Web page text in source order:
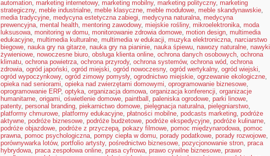
automation, marketing internetowy, marketing mobilny, marketing polityczny, marketing
strategiczny, meble industrialne, meble klasyczne, meble modułowe, meble skandynawskie,
media tradycyjne, medycyna estetyczna zabiegi, medycyna naturalna, medycyna
prewencyjna, mental health, mentoring zawodowy, miejskie rośliny, mikroelektronika, moda
luksusowa, monitoring w domu, monitorowanie zdrowia domowe, motion design, multimedia
edukacyjne, multimedia kulturalne, multimedia w edukacji, muzyka elektroniczna, narciarstwo
biegowe, nauka gry na gitarze, nauka gry na pianinie, nauka śpiewu, nawozy naturalne, nawyki
żywieniowe, nowoczesne biuro, obsługa klienta online, ochrona danych osobowych, ochrona
klimatu, ochrona powietrza, ochrona przyrody, ochrona systemów, ochrona wód, ochrona
zdrowia, ogród japoński, ogród miejski, ogród nowoczesny, ogród wertykalny, ogród wiejski,
ogród wypoczynkowy, ogród zimowy pomysły, ogrodnictwo miejskie, ogrzewanie ekologiczne,
opieka nad seniorami, opieka nad zwierzętami domowymi, oprogramowanie biznesowe,
oprogramowanie ERP, optyka, organizacja domowa, organizacja konferencji, organizacje
humanitarne, origami, oświetlenie domowe, paintball , paleniska ogrodowe, parki linowe,
patenty, personal branding, piekarnictwo domowe, pielęgnacja naturalna, pielęgniarstwo,
platformy chmurowe, platformy edukacyjne, płatności mobilne, podcasts marketing, podróże
aktywne, podróże biznesowe, podróże budżetowe, podróże ekspedycyjne, podróże kulinarne,
podróże objazdowe, podróże z przyczepą, pokazy filmowe, pomoc międzynarodowa, pomoc
prawna, pomoc psychologiczna, pompy ciepła w domu, porady podatkowe, porady rozwojowe,
porównywarka lotów, portfolio artysty, pośrednictwo biznesowe, pozycjonowanie stron, praca
hybrydowa, praca zespołowa online, prasa cyfrowa, prawo cywilne biznesowe, prawo